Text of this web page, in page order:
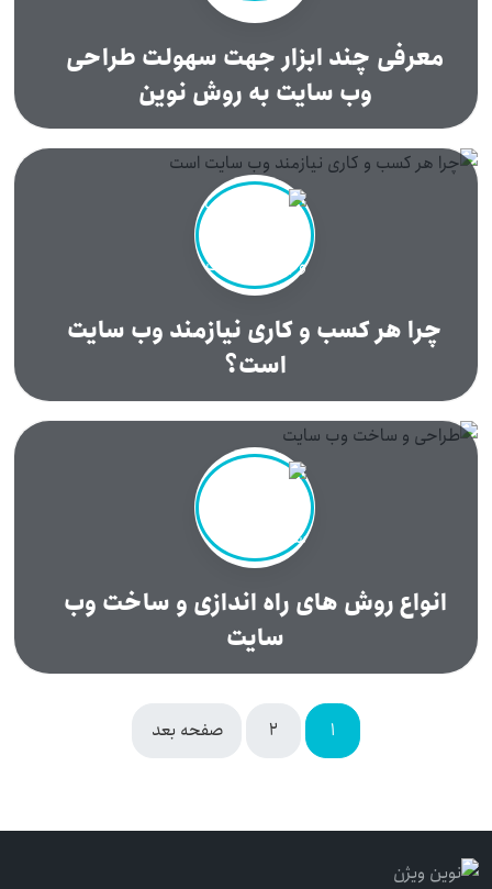
معرفی چند ابزار جهت سهولت طراحی
وب سایت به روش نوین
چرا هر کسب و کاری نیازمند وب سایت
است؟
انواع روش های راه اندازی و ساخت وب
سایت
1
2 صفحه بعد